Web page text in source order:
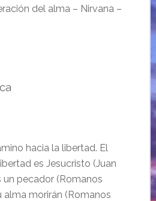
del alma – Nirvana –
hacia la libertad. El
es Jesucristo (Juan
un pecador (Romanos
alma morirán (Romanos